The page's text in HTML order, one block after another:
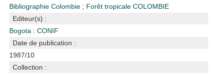
BibliographieColombie ; Forêt tropicaleCOLOMBIE
Editeur(s) :
Bogota : CONIF
Date de publication :
1987/10
Collection :